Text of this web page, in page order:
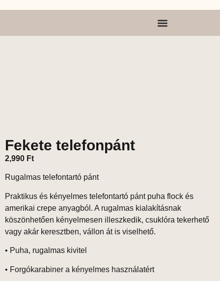
Fekete telefonpánt
2,990 Ft
Rugalmas telefontartó pánt
Praktikus és kényelmes telefontartó pánt puha flock és
amerikai crepe anyagból. A rugalmas kialakításnak
köszönhetően kényelmesen illeszkedik, csuklóra tekerhető
vagy akár keresztben, vállon át is viselhető.
• Puha, rugalmas kivitel
• Forgókarabiner a kényelmes használatért